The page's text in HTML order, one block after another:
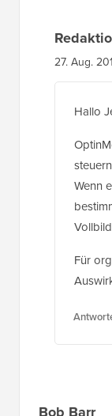
27. Aug.
Hallo
Wenn
Für
Bob Barr